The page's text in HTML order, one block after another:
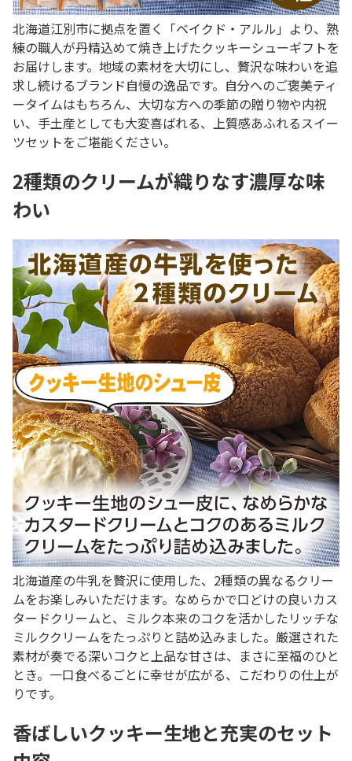
北海道江別市に拠点を置く「ベイクド・アルル」より、熟
練の職人が丹精込めて焼き上げたクッキーシューギフトを
お届けします。地域の素材を大切にし、贅沢な味わいを追
求し続けるブランド自慢の逸品です。自分へのご褒美ティ
ータイムはもちろん、大切な方への季節の贈り物や内祝
い、手土産としても大変喜ばれる、上質感あふれるスイー
ツセットをご堪能ください。
2種類のクリームが織りなす濃厚な味
わい
北海道産の牛乳を贅沢に使用した、2種類の異なるクリー
ムをお楽しみいただけます。なめらかで口どけの良いカス
タードクリームと、ミルク本来のコクを活かしたリッチな
ミルククリームをたっぷりと詰め込みました。厳選された
素材が奏でる深いコクと上品な甘さは、まさに至福のひと
とき。一口食べるごとに幸せが広がる、こだわりの仕上が
りです。
香ばしいクッキー生地と充実のセット